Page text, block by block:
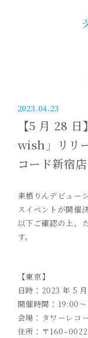
2023.04.23
【5 月 28
wish」リリ
コード新宿店
来栖りんデビュー
スイベント が開催
以下ご確認の上、
す。
【東京】
日時： 2023 年 5 月
開催時間： 19:00～
会場： タワーレコ
住所： 〒160–0022